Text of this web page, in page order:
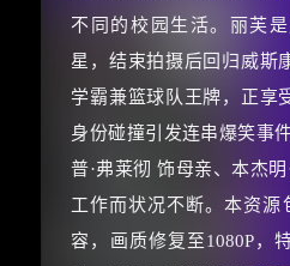
不同的校园生活。丽芙
星，结束拍摄后回归威斯
学霸兼篮球队王牌，正享
身份碰撞引发连串爆笑事
普·弗莱彻 饰母亲、本杰
工作而状况不断。本资源
容，画质修复至1080P，